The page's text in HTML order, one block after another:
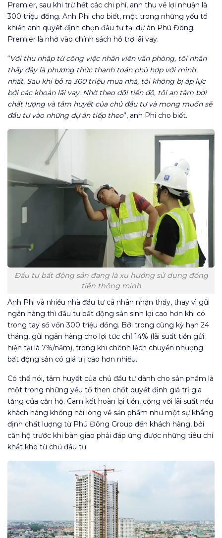
Premier, sau khi trừ hết các chi phí, anh thu về lợi nhuận là
300 triệu đồng. Anh Phi cho biết, một trong những yếu tố
khiến anh quyết định chọn đầu tư tại dự án Phú Đông
Premier là nhờ vào chính sách hỗ trợ lãi vay.
“Với thu nhập từ công việc nhân viên văn phòng, tôi nhận
thấy đây là phương thức thanh toán phù hợp với mình
nhất. Sau khi bỏ ra 300 triệu mua nhà, tôi không bị áp lực
bởi các khoản lãi vay. Nhờ theo dõi tiến độ, tôi an tâm bởi
chất lượng và tâm huyết của chủ đầu tư và mong muốn sẽ
đầu tư vào những dự án tiếp theo”, anh Phi cho biết.
Đầu tư bất động sản đang là xu hướng sử dụng đồng
tiền thông minh
Anh Phi và nhiều nhà đầu tư cá nhân nhận thấy, thay vì gửi
ngân hàng thì đầu tư bất động sản sinh lợi cao hơn khi có
trong tay số vốn 300 triệu đồng. Bởi trong cùng kỳ hạn 24
tháng, gửi ngân hàng cho lợi tức chỉ 14% (lãi suất tiền gửi
hiện tại là 7%/năm), trong khi chênh lệch chuyển nhượng
bất động sản có giá trị cao hơn nhiều.
Có thể nói, tâm huyết của chủ đầu tư dành cho sản phẩm là
một trong những yếu tố then chốt quyết định giá trị gia
tăng của căn hộ. Cam kết hoàn lại tiền, cộng với lãi suất nếu
khách hàng không hài lòng về sản phẩm như một sự khẳng
định chất lượng từ Phú Đông Group đến khách hàng, bởi
căn hộ trước khi bàn giao phải đáp ứng được những tiêu chí
khắt khe từ chủ đầu tư.